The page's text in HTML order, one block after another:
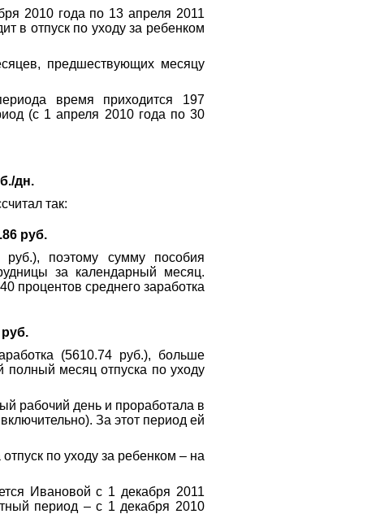
2010 года по 13 апреля 2011
в отпуск по уходу за ребенком
предшествующих месяцу
время приходится 197
(с 1 апреля 2010 года по 30
дн.
так:
руб.
поэтому сумму пособия
за календарный месяц.
процентов среднего заработка
руб.
(5610.74 руб.), больше
месяц отпуска по уходу
рабочий день и проработала в
За этот период ей
по уходу за ребенком – на
Ивановой с 1 декабря 2011
период – с 1 декабря 2010